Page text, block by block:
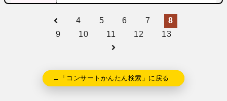
4 5 6 7
8
9
10 11 12 13
←「コンサートかんたん検索」に戻る